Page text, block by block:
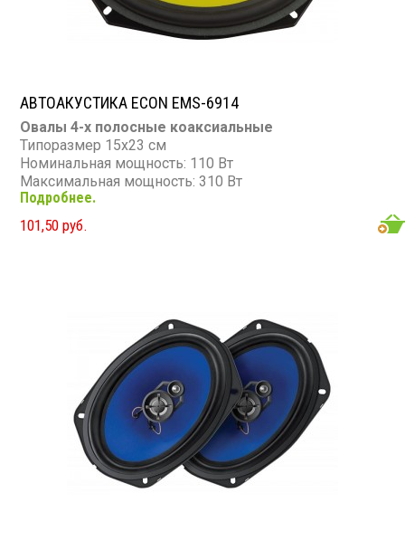
АВТОАКУСТИКА ECON EMS-6914
Овалы 4-х полосные коаксиальные
Типоразмер 15х23 см
Номинальная мощность: 110 Вт
Максимальная мощность: 310 Вт
Диапазон частот: 50 - 23 000 Гц
Чувствительность: 91 дБ
Сопротивление: 4 Ом
Подробнее.
101,50 руб.